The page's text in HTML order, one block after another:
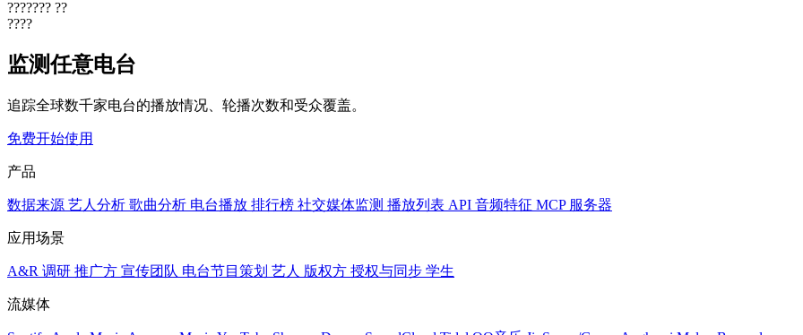
??????? ??
????
监测任意电台
追踪全球数千家电台的播放情况、轮播次数和受众覆盖。
免费开始使用
产品
数据来源 艺人分析 歌曲分析 电台播放 排行榜 社交媒体监测 播放列表 API 音频特征 MCP 服务器
应用场景
A&R 调研 推广方 宣传团队 电台节目策划 艺人 版权方 授权与同步 学生
流媒体